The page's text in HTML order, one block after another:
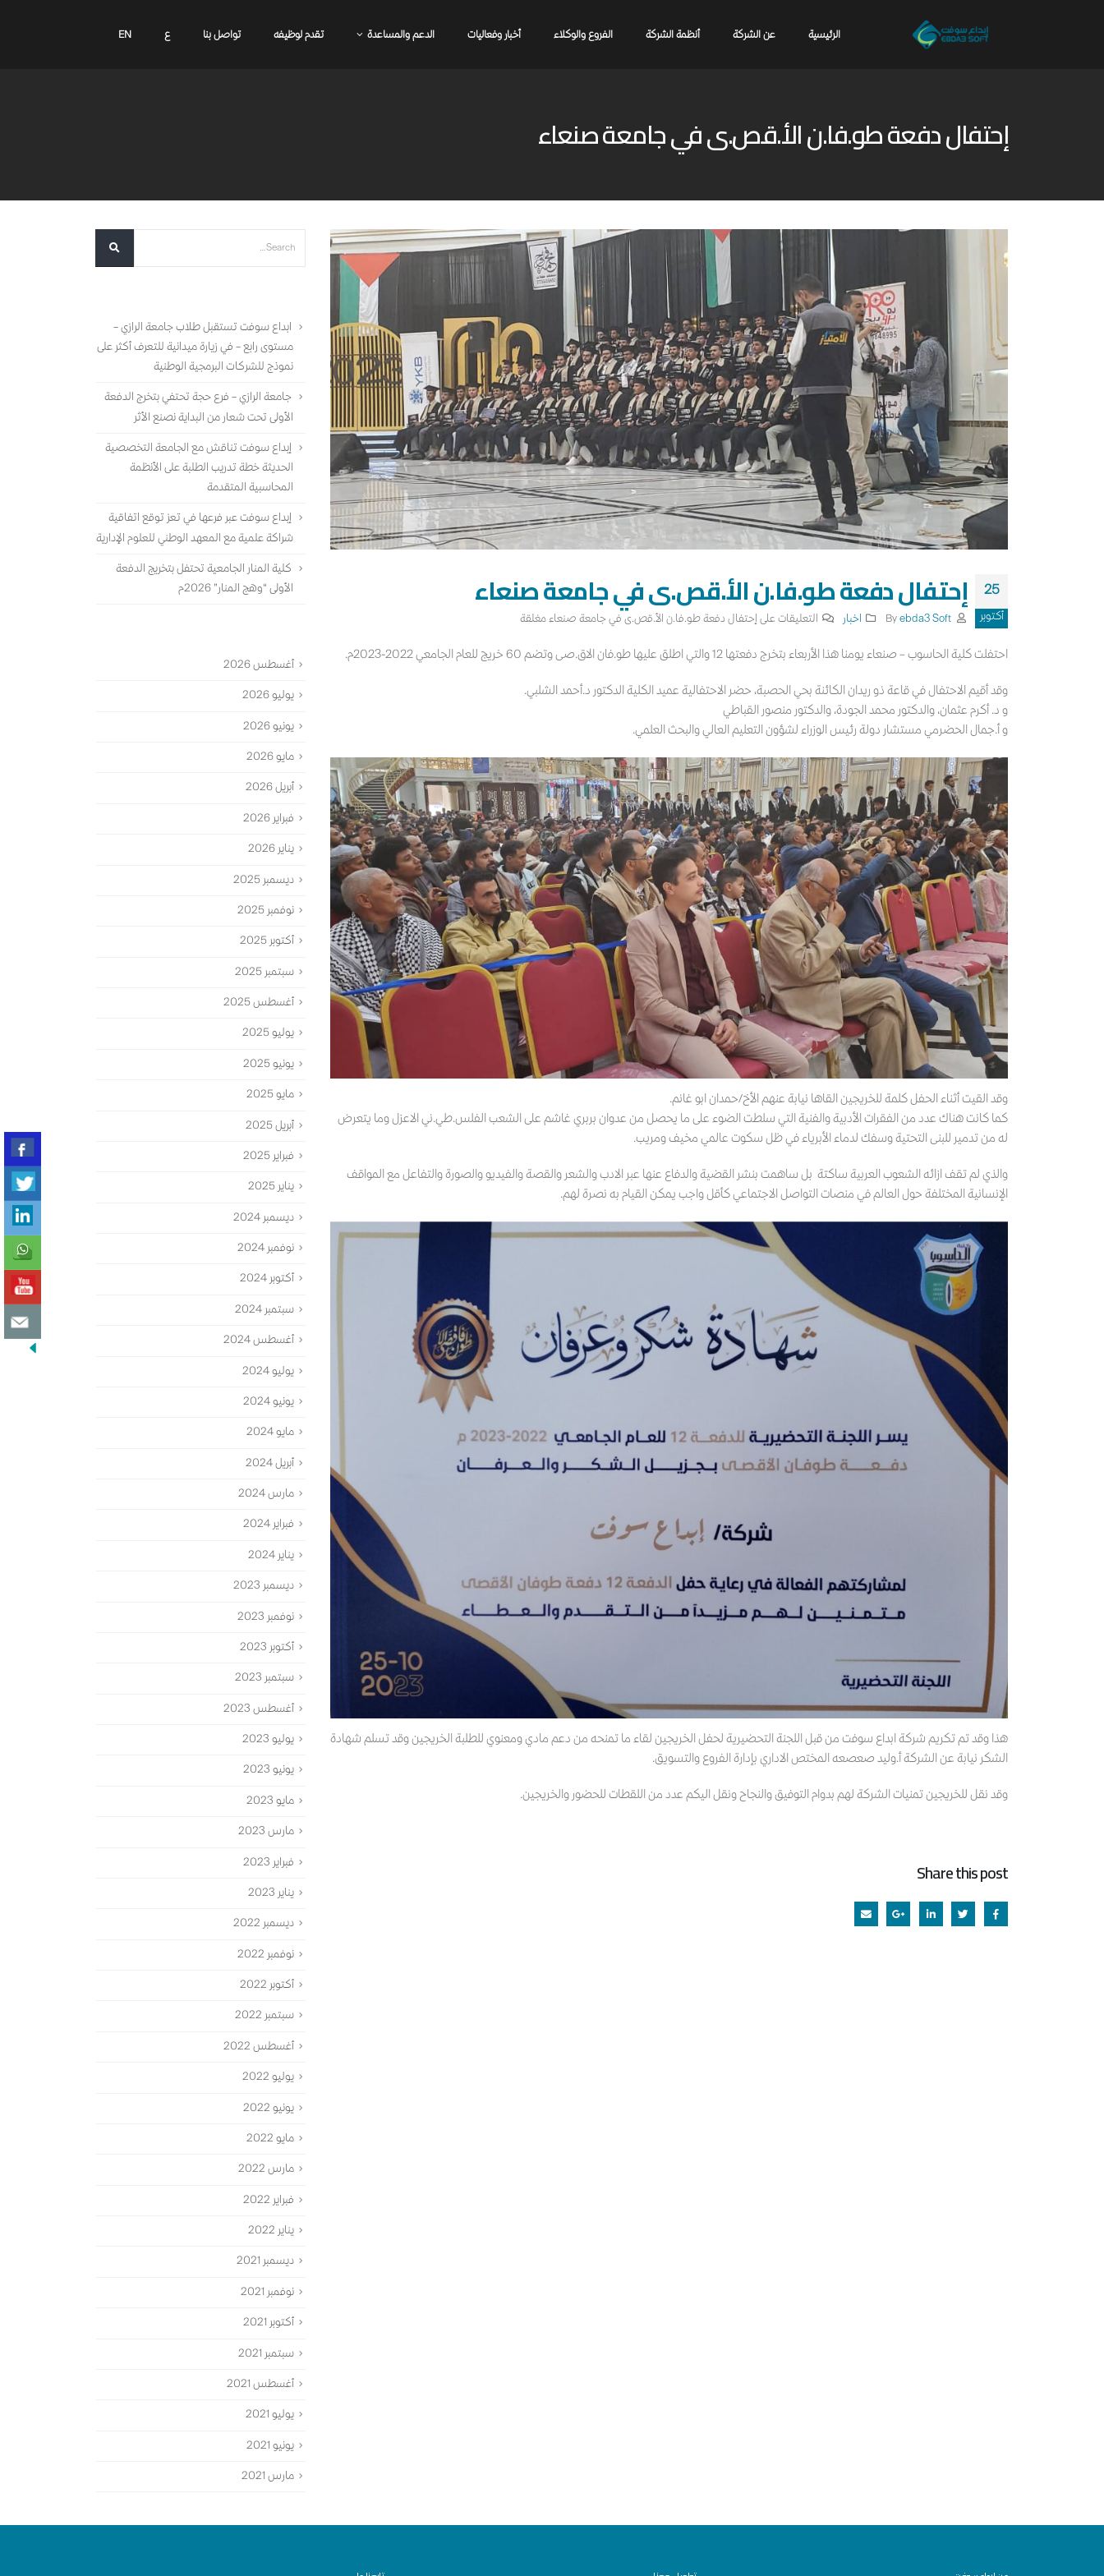
الرئيسية عن الشركة أنظمة الشركة الفروع والوكلاء أخبار وفعاليات الدعم والمساعدة تقدم لوظيفه تواصل بنا ع EN
إحتفال دفعة طو.فا.ن الأ.قص.ى في جامعة صنعاء
25
أكتوبر
إحتفال دفعة طو.فا.ن الأ.قص.ى في جامعة صنعاء
ebda3 Soft اخبار التعليقات على إحتفال دفعة طو.فا.ن الأ.قص.ى في جامعة صنعاء مغلقة
احتفلت كلية الحاسوب – صنعاء يومنا هذا الأربعاء بتخرج دفعتها 12 والتي اطلق عليها طو.فان الاق.صى وتضم 60 خريج للعام الجامعي 2022-2023م.
وقد أقيم الاحتفال في قاعة ذو ريدان الكائنة بحي الحصبة، حضر الاحتفالية عميد الكلية الدكتور د.أحمد الشلبي.
و د. أكرم عثمان، والدكتور محمد الجودة، والدكتور منصور القباطي
و أ.جمال الحضرمي مستشار دولة رئيس الوزراء لشؤون التعليم العالي والبحث العلمي.
وقد القيت أثناء الحفل كلمة للخريجين القاها نيابة عنهم الأخ/حمدان ابو غانم.
كما كانت هناك عدد من الفقرات الأدبية والفنية التي سلطت الضوء على ما يحصل من عدوان بربري غاشم على الشعب الفلس.طي.ني الاعزل وما يتعرض
له من تدمير للبنى التحتية وسفك لدماء الأبرياء في ظل سكوت عالمي مخيف ومريب.
والذي لم تقف ازائه الشعوب العربية ساكتة بل ساهمت بنشر القضية والدفاع عنها عبر الادب والشعر والقصة والفيديو والصورة والتفاعل مع المواقف
الإنسانية المختلفة حول العالم في منصات التواصل الاجتماعي كأقل واجب يمكن القيام به نصرة لهم.
هذا وقد تم تكريم شركة ابداع سوفت من قبل اللجنة التحضيرية لحفل الخريجين لقاء ما تمنحه من دعم مادي ومعنوي للطلبة الخريجين وقد تسلم شهادة
الشكر نيابة عن الشركة أ.وليد صعصعه المختص الاداري بإدارة الفروع والتسويق.
وقد نقل للخريجين تمنيات الشركة لهم بدوام التوفيق والنجاح ونقل اليكم عدد من اللقطات للحضور والخريجين.
Share this post
ابداع سوفت تستقبل طلاب جامعة الرازي –
مستوى رابع – في زيارة ميدانية للتعرف أكثر على
نموذج للشركات البرمجية الوطنية
جامعة الرازي – فرع حجة تحتفي بتخرج الدفعة
الأولى تحت شعار من البداية نصنع الأثر
إبداع سوفت تناقش مع الجامعة التخصصية
الحديثة خطة تدريب الطلبة على الأنظمة
المحاسبية المتقدمة
إبداع سوفت عبر فرعها في تعز توقع اتفاقية
شراكة علمية مع المعهد الوطني للعلوم الإدارية
كلية المنار الجامعية تحتفل بتخريج الدفعة
الأولى “وهج المنار” 2026م
أغسطس 2026
يوليو 2026
يونيو 2026
مايو 2026
أبريل 2026
فبراير 2026
يناير 2026
ديسمبر 2025
نوفمبر 2025
أكتوبر 2025
سبتمبر 2025
أغسطس 2025
يوليو 2025
يونيو 2025
مايو 2025
أبريل 2025
فبراير 2025
يناير 2025
ديسمبر 2024
نوفمبر 2024
أكتوبر 2024
سبتمبر 2024
أغسطس 2024
يوليو 2024
يونيو 2024
مايو 2024
أبريل 2024
مارس 2024
فبراير 2024
يناير 2024
ديسمبر 2023
نوفمبر 2023
أكتوبر 2023
سبتمبر 2023
أغسطس 2023
يوليو 2023
يونيو 2023
مايو 2023
مارس 2023
فبراير 2023
يناير 2023
ديسمبر 2022
نوفمبر 2022
أكتوبر 2022
سبتمبر 2022
أغسطس 2022
يوليو 2022
يونيو 2022
مايو 2022
مارس 2022
فبراير 2022
يناير 2022
ديسمبر 2021
نوفمبر 2021
أكتوبر 2021
سبتمبر 2021
أغسطس 2021
يوليو 2021
يونيو 2021
مارس 2021